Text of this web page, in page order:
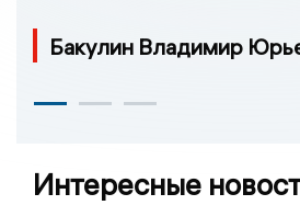
Бакулин Владимир
Интересные